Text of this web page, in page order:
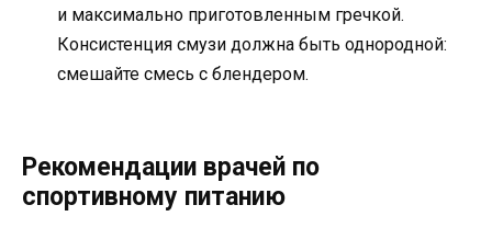
и максимально приготовленным гречкой.
Консистенция смузи должна быть однородной:
смешайте смесь с блендером.
Рекомендации врачей по
спортивному питанию